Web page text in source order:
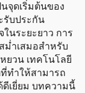
จุดเริ่มต้นของ
รับประกัน
นระยะยาว การ
ม่ำเสมอสำหรับ
ยวน เทคโนโลยี
ทำให้สามารถ
เยี่ยม บทความนี้